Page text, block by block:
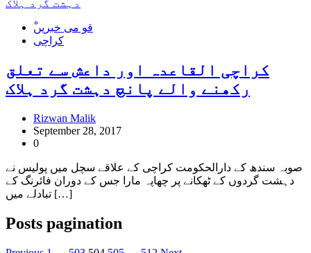
ْقو می خبریں
کراچی
کراچی القاعدہ اور داعش سے تعلق
رکھنے والے پانچ دہشت گرد ہلاک
Rizwan Malik
September 28, 2017
0
صوبہ سندھ کے دارالحکومت کراچی کے علاقے سچل میں پولیس نے
دہشت گردوں کے ٹھکانے پر چھاپہ مارا جس کے دوران فائرنگ کے
تبادلے میں […]
Posts pagination